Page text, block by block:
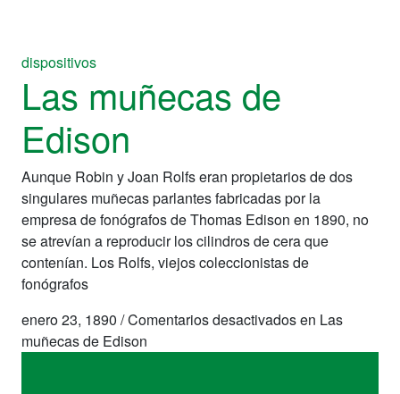
dispositivos
Las muñecas de
Edison
Aunque Robin y Joan Rolfs eran propietarios de dos
singulares muñecas parlantes fabricadas por la
empresa de fonógrafos de Thomas Edison en 1890, no
se atrevían a reproducir los cilindros de cera que
contenían. Los Rolfs, viejos coleccionistas de
fonógrafos
enero 23, 1890 /Comentarios desactivadosen Las
muñecas de Edison